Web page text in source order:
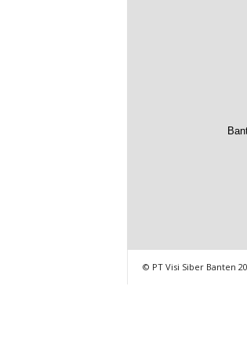
© PT Visi Siber Banten